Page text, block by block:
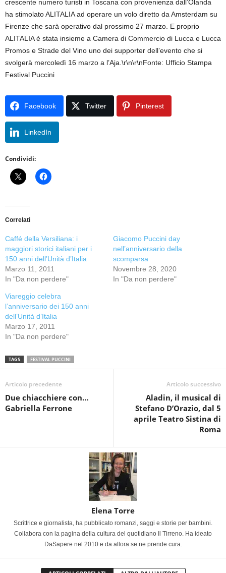
crescente numero turisti in Toscana con provenienza dall’Olanda
ha stimolato ALITALIA ad operare un volo diretto da Amsterdam su
Firenze che sarà operativo dal prossimo 27 marzo. E proprio
ALITALIA è stata insieme a Camera di Commercio di Lucca e Lucca
Promos e Strade del Vino uno dei supporter dell’evento che si
svolgerà mercoledì 16 marzo a l’Aja.\r\n\r\nFonte: Ufficio Stampa
Festival Puccini
Facebook Twitter Pinterest
LinkedIn
Condividi:
Correlati
Caffé della Versiliana: i
maggiori storici italiani per i
150 anni dell’Unità d’Italia
Marzo 11, 2011
In "Da non perdere"
Giacomo Puccini day
nell’anniversario della
scomparsa
Novembre 28, 2020
In "Da non perdere"
Viareggio celebra
l’anniversario dei 150 anni
dell’Unità d’Italia
Marzo 17, 2011
In "Da non perdere"
TAGS FESTIVAL PUCCINI
Articolo precedente
Due chiacchiere con…
Gabriella Ferrone
Articolo successivo
Aladin, il musical di
Stefano D’Orazio, dal 5
aprile Teatro Sistina di
Roma
Elena Torre
Scrittrice e giornalista, ha pubblicato romanzi, saggi e storie per bambini.
Collabora con la pagina della cultura del quotidiano Il Tirreno. Ha ideato
DaSapere nel 2010 e da allora se ne prende cura.